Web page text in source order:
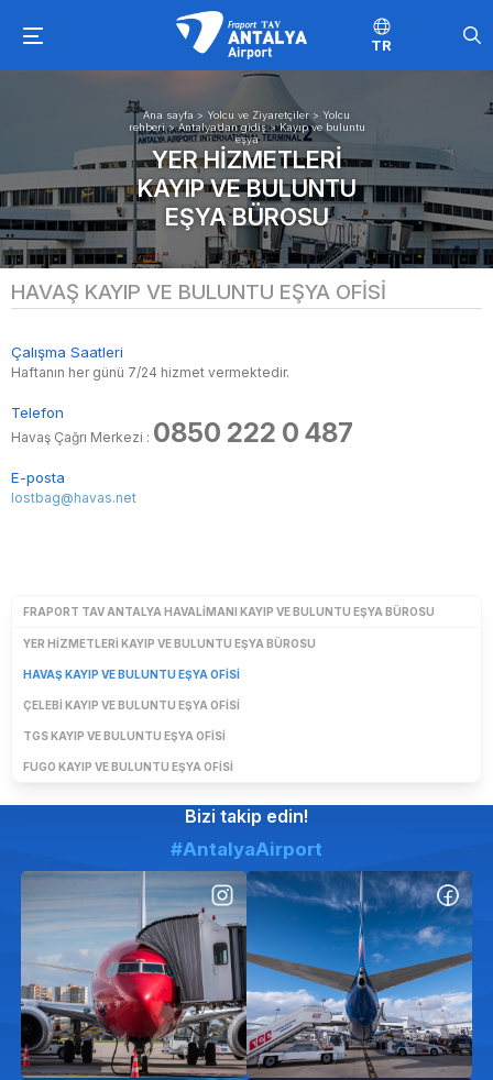
TR
Ana sayfa > Yolcu ve Ziyaretçiler > Yolcu
rehberi >Antalya’dan gidiş>Kayıp ve buluntu
eşya
YER HIZMETLERI
KAYIP VE BULUNTU
EŞYA BÜROSU
HAVAŞ KAYIP VE BULUNTU EŞYA OFISI
Çalışma Saatleri
Haftanın her günü 7/24 hizmet vermektedir.
Telefon
Havaş Çağrı Merkezi : 0850 222 0 487
E-posta
lostbag@havas.net
FRAPORT TAV ANTALYA HAVALIMANI KAYIP VE BULUNTU EŞYA BÜROSU
YER HIZMETLERI KAYIP VE BULUNTU EŞYA BÜROSU
HAVAŞ KAYIP VE BULUNTU EŞYA OFISI
ÇELEBI KAYIP VE BULUNTU EŞYA OFISI
TGS KAYIP VE BULUNTU EŞYA OFISI
FUGO KAYIP VE BULUNTU EŞYA OFISI
Bizi takip edin!
#AntalyaAirport